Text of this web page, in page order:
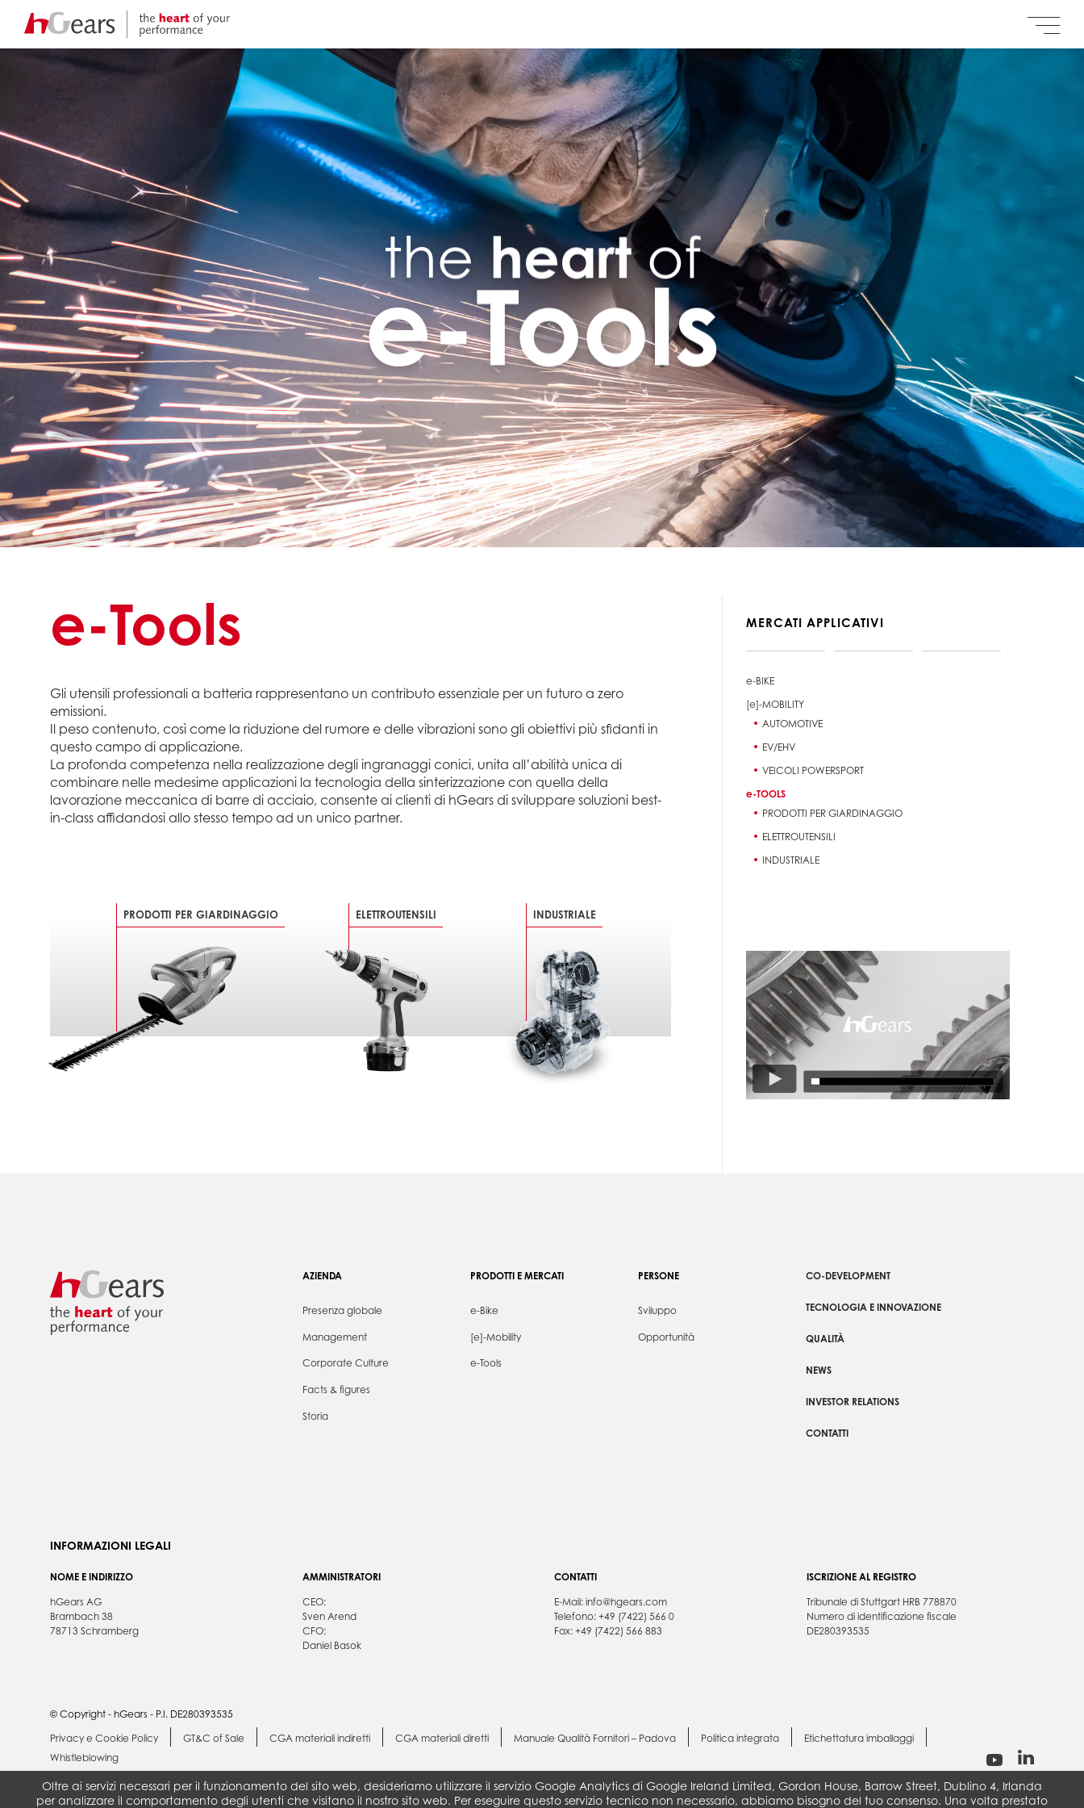
theheartof
e-Tools
e-Tools
Gli utensili professionali a batteria rappresentano un contributo essenziale per un futuro a zero
emissioni.
Il peso contenuto, così come la riduzione del rumore e delle vibrazioni sono gli obiettivi più sfidanti in
questo campo di applicazione.
La profonda competenza nella realizzazione degli ingranaggi conici, unita all’abilità unica di
combinare nelle medesime applicazioni la tecnologia della sinterizzazione con quella della
lavorazione meccanica di barre di acciaio, consente ai clienti di hGears di sviluppare soluzioni best-
in-class affidandosi allo stesso tempo ad un unico partner.
PRODOTTI PER GIARDINAGGIO ELETTROUTENSILI INDUSTRIALE
MERCATI APPLICATIVI
e-BIKE
[e]-MOBILITY
AUTOMOTIVE
EV/EHV
VEICOLI POWERSPORT
e-TOOLS
PRODOTTI PER GIARDINAGGIO
ELETTROUTENSILI
INDUSTRIALE
AZIENDA
Presenza globale
Management
Corporate Culture
Facts & figures
Storia
PRODOTTI E MERCATI
e-Bike
[e]-Mobility
e-Tools
PERSONE
Sviluppo
Opportunità
CO-DEVELOPMENT
TECNOLOGIA E INNOVAZIONE
QUALITÀ
NEWS
INVESTOR RELATIONS
CONTATTI
INFORMAZIONI LEGALI
NOME E INDIRIZZO
hGears AG
Brambach 38
78713 Schramberg
AMMINISTRATORI
CEO:
Sven Arend
CFO:
Daniel Basok
CONTATTI
E-Mail: info@hgears.com
Telefono: +49 (7422) 566 0
Fax: +49 (7422) 566 883
ISCRIZIONE AL REGISTRO
Tribunale di Stuttgart HRB 778870
Numero di identificazione fiscale
DE280393535
© Copyright - hGears - P.I. DE280393535
Privacy e Cookie Policy
GT&C of Sale CGA materiali indiretti CGA materiali diretti Manuale Qualità Fornitori – Padova Politica integrata
Etichettatura imballaggi
Whistleblowing
Oltre ai servizi necessari per il funzionamento del sito web, desideriamo utilizzare il servizio Google Analytics di Google Ireland Limited, Gordon House, Barrow Street, Dublino 4, Irlanda
per analizzare il comportamento degli utenti che visitano il nostro sito web. Per eseguire questo servizio tecnico non necessario, abbiamo bisogno del tuo consenso. Una volta prestato